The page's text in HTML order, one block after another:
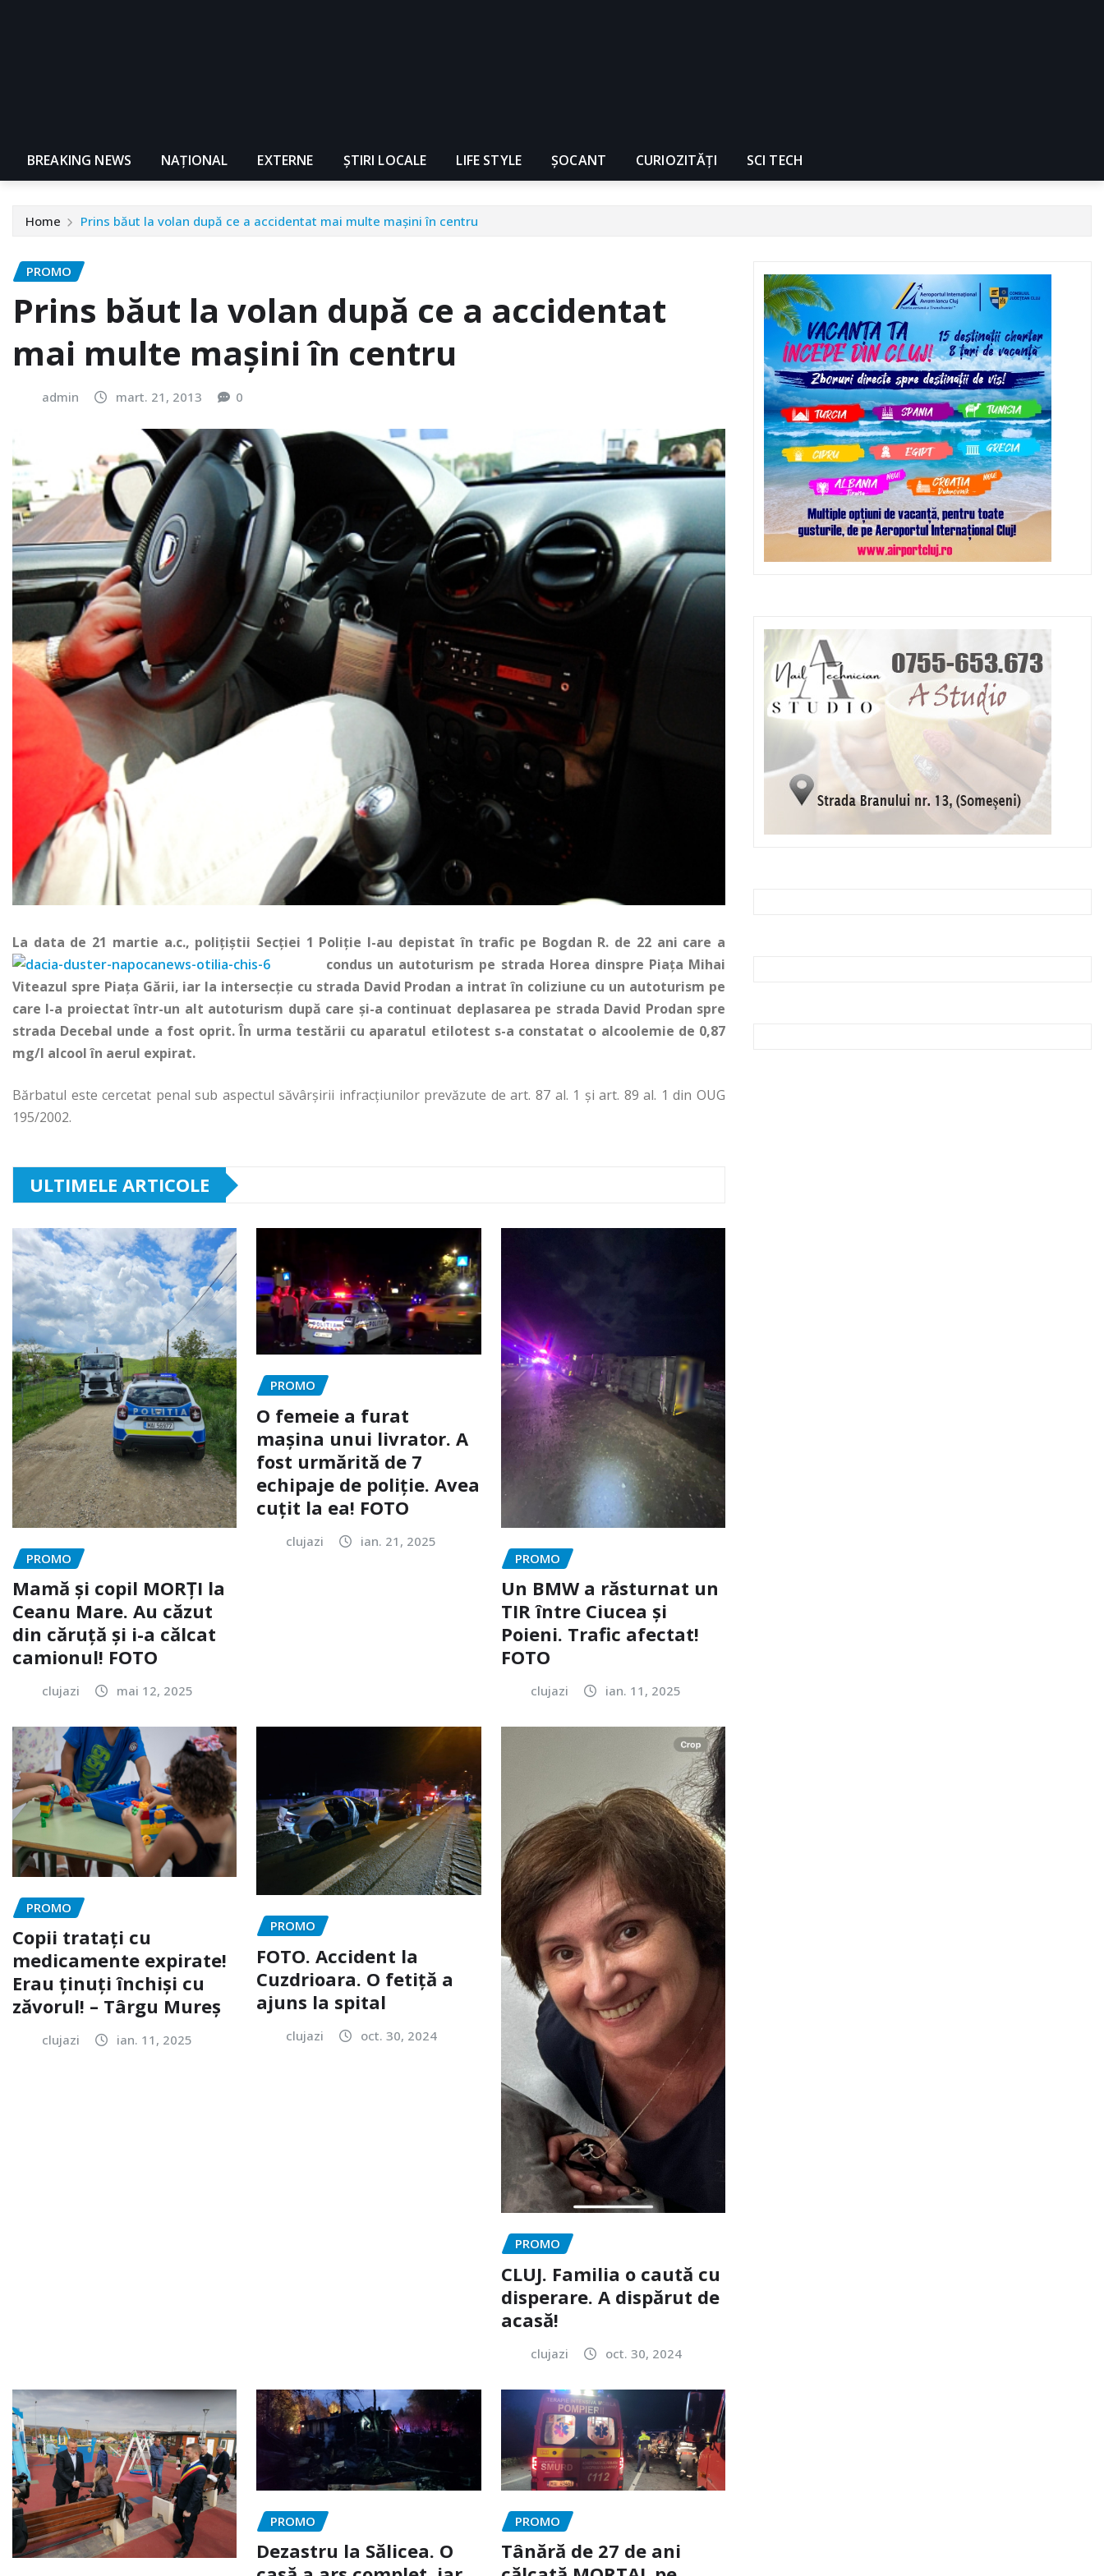
BREAKING NEWS NAŢIONAL EXTERNE ȘTIRI LOCALE LIFE STYLE ȘOCANT CURIOZITĂȚI SCI TECH
Home Prins băut la volan după ce a accidentat mai multe mașini în centru
PROMO
Prins băut la volan după ce a accidentat
mai multe mașini în centru
admin mart. 21, 2013 0
La data de 21 martie a.c., poliţiştii Secţiei 1 Poliţie l-au depistat în trafic pe Bogdan R. de 22 ani care a
condus un autoturism pe strada Horea dinspre Piaţa Mihai
Viteazul spre Piaţa Gării, iar la intersecţie cu strada David Prodan a intrat în coliziune cu un autoturism pe
care l-a proiectat într-un alt autoturism după care şi-a continuat deplasarea pe strada David Prodan spre
strada Decebal unde a fost oprit. În urma testării cu aparatul etilotest s-a constatat o alcoolemie de 0,87
mg/l alcool în aerul expirat.
Bărbatul este cercetat penal sub aspectul săvârşirii infracţiunilor prevăzute de art. 87 al. 1 şi art. 89 al. 1 din OUG
195/2002.
ULTIMELE ARTICOLE
PROMO
Mamă și copil MORȚI la
Ceanu Mare. Au căzut
din căruță și i-a călcat
camionul! FOTO
clujazi mai 12, 2025
PROMO
O femeie a furat
mașina unui livrator. A
fost urmărită de 7
echipaje de poliție. Avea
cuțit la ea! FOTO
clujazi
ian. 21, 2025
PROMO
Un BMW a răsturnat un
TIR între Ciucea și
Poieni. Trafic afectat!
FOTO
clujazi ian. 11, 2025
PROMO
Copii tratați cu
medicamente expirate!
Erau ținuți închiși cu
zăvorul! – Târgu Mureș
clujazi ian. 11, 2025
PROMO
FOTO. Accident la
Cuzdrioara. O fetiță a
ajuns la spital
clujazi oct. 30, 2024
PROMO
CLUJ. Familia o caută cu
disperare. A dispărut de
acasă!
clujazi oct. 30, 2024
PROMO
Dezastru la Sălicea. O
PROMO
Tânără de 27 de ani